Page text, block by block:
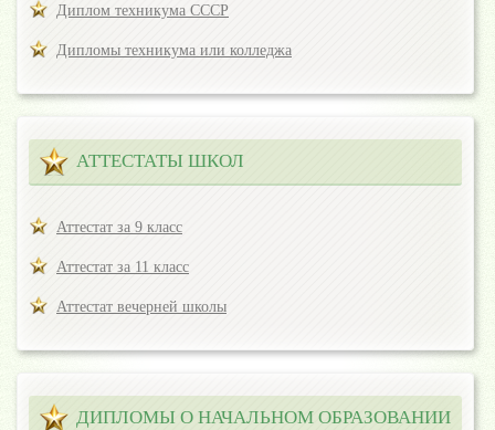
Диплом техникума СССР
Дипломы техникума или колледжа
АТТЕСТАТЫ ШКОЛ
Аттестат за 9 класс
Аттестат за 11 класс
Аттестат вечерней школы
ДИПЛОМЫ О НАЧАЛЬНОМ ОБРАЗОВАНИИ